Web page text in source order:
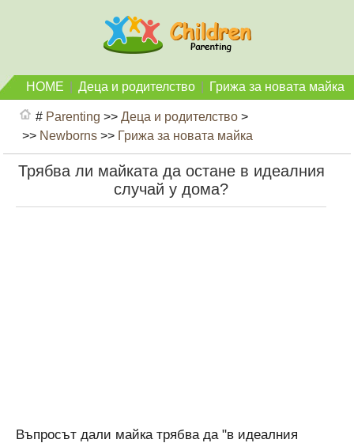
HOME Деца и родителство Грижа за новата майка
# Parenting >>Деца и родителство >
>> Newborns >> Грижа за новата майка
Трябва ли майката да остане в идеалния
случай у дома?
Въпросът дали майка трябва да "в идеалния